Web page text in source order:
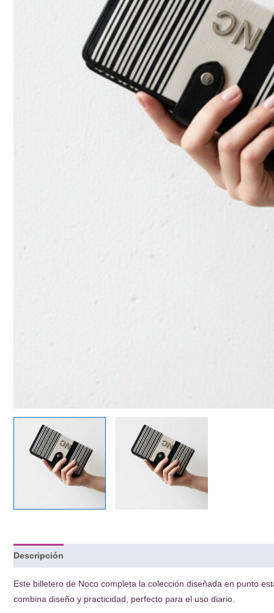
Descripción
Este billetero de Noco completa la colección diseñada en punto
combina diseño y practicidad, perfecto para el uso diario.